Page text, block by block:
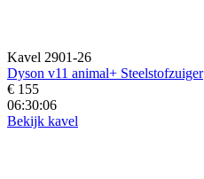
Kavel 2901-26
Dyson v11 animal+ Steelstofzuiger
€ 155
06:30:04
Bekijk kavel